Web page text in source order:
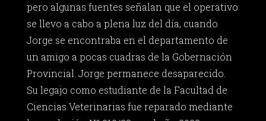
pero algunas fuentes señalan que el operativo
se llevo a cabo a plena luz del día, cuando
Jorge se encontraba en el departamento de
un amigo a pocas cuadras de la Gobernación
Provincial. Jorge permanece desaparecido.
Su legajo como estudiante de la Facultad de
Ciencias Veterinarias fue reparado mediante